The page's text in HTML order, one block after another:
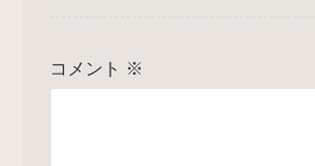
コメント ※